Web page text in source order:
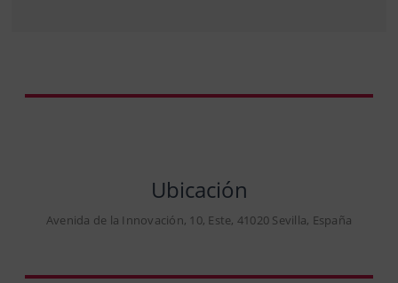
Ubicación
Avenida de la Innovación, 10, Este, 41020 Sevilla, España